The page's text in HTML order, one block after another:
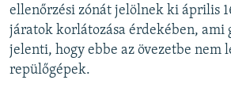
ellenőrzési zónát jelölnek ki április
járatok korlátozása érdekében, ami
jelenti, hogy ebbe az övezetbe nem
repülőgépek.